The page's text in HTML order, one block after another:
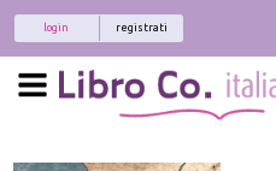
registrati
login